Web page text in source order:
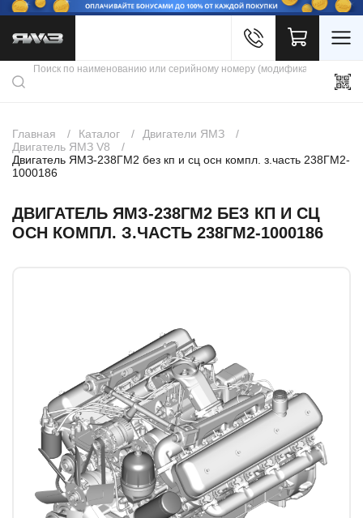
Каталог продукции
Скидки
Контакты
Главная Каталог
Двигатели ЯМЗ
Двигатель ЯМЗ V8
Двигатель ЯМЗ-238ГМ2 без кп и сц осн компл. з.часть 238ГМ2-
1000186
ДВИГАТЕЛЬ ЯМЗ-238ГМ2 БЕЗ КП И СЦ
ОСН КОМПЛ. З.ЧАСТЬ 238ГМ2-1000186